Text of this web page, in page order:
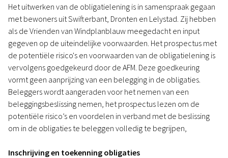
Het uitwerken van de obligatielening is in samenspraak gegaan
met bewoners uit Swifterbant, Dronten en Lelystad. Zij hebben
als de Vrienden van Windplanblauw meegedacht en input
gegeven op de uiteindelijke voorwaarden. Het prospectus met
de potentiële risico's en voorwaarden van de obligatielening is
vervolgens goedgekeurd door de AFM. Deze goedkeuring
vormt geen aanprijzing van een belegging in de obligaties.
Beleggers wordt aangeraden voor het nemen van een
beleggingsbeslissing nemen, het prospectus lezen om de
potentiële risico’s en voordelen in verband met de beslissing
om in de obligaties te beleggen volledig te begrijpen,
Inschrijving en toekenning obligaties